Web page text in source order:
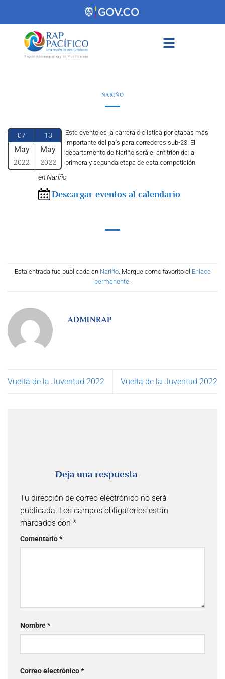
NARIÑO
07
May
2022
13
May
2022
Este evento es la carrera ciclistica por etapas más
importante del país para corredores sub-23. El
departamento de Nariño será el anfitrión de la
primera y segunda etapa de esta competición.
en Nariño
Descargar eventos al calendario
Esta entrada fue publicada en Nariño. Marque como favorito el Enlace
permanente.
ADMINRAP
Vuelta de la Juventud 2022 Vuelta de la Juventud 2022
Deja una respuesta
Tu dirección de correo electrónico no será
publicada. Los campos obligatorios están
marcados con *
Comentario*
Nombre*
Correo electrónico*